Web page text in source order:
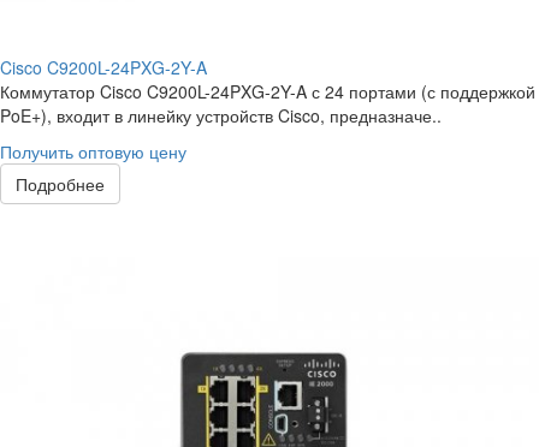
Cisco C9200L-24PXG-2Y-A
Коммутатор Cisco C9200L-24PXG-2Y-A с 24 портами (с поддержкой
PoE+), входит в линейку устройств Cisco, предназначе..
Получить оптовую цену
Подробнее